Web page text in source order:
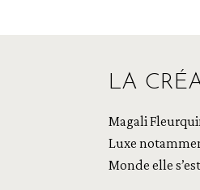
LA
Magali
Luxe
Monde elle